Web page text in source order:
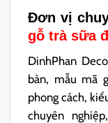
Đơn vị
gỗ trà sữa
DinhPhan
bàn, mẫu mã
phong cách,
chuyên